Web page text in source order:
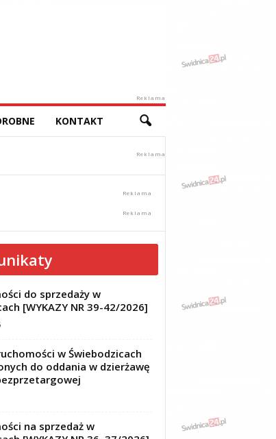
Reklama
KONTAKT
do sprzedaży w
[WYKAZY NR 39-42/2026]
w Świebodzicach
do oddania w dzierżawę
na sprzedaż w